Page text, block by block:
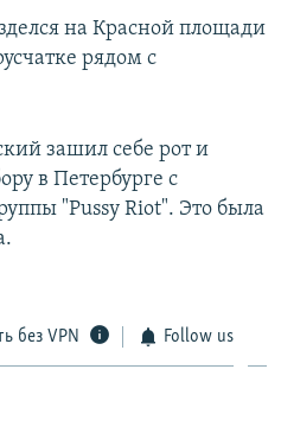
на Красной площади
рядом с
зашил себе рот и
в Петербурге с
"Pussy Riot". Это была
без VPN Follow us